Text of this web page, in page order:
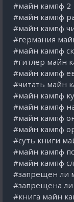
#майн кампф 2
#майн кампф
#майн кампф
#германия
#майн кампф
#гитлер майн
#майн кампф
#читать майн
#майн кампф
#майн кампф
#майн кампф
#майн кампф
#суть книги
#майн кампф
#майн кампф
#запрещен ли
#запрещена
#книга майн